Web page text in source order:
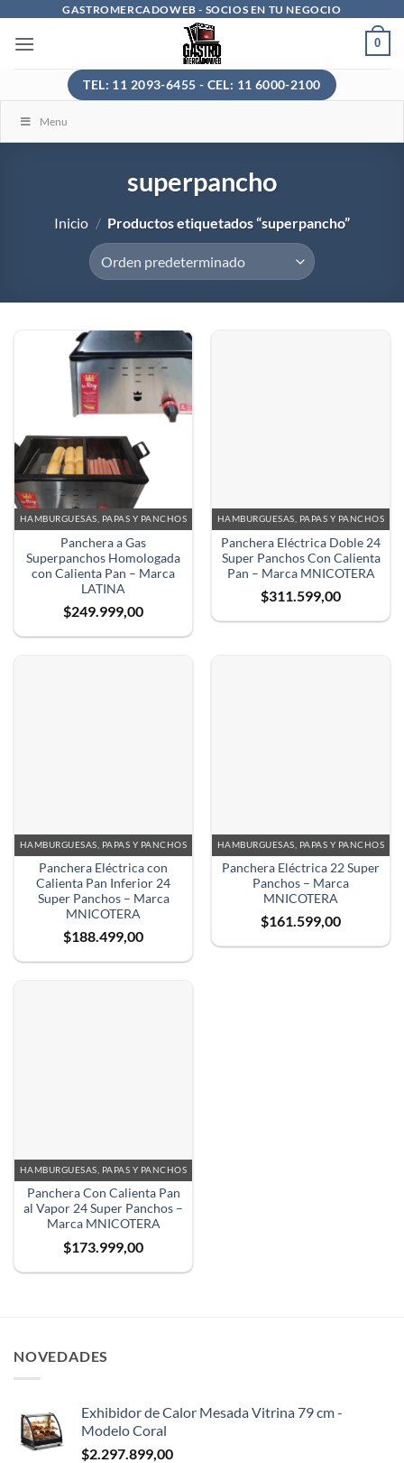
contenido
GASTROMERCADOWEB - SOCIOS EN TU NEGOCIO
0
TEL: 11 2093-6455 - CEL: 11 6000-2100
Menu
superpancho
Inicio / Productos etiquetados “superpancho”
HAMBURGUESAS, PAPAS Y PANCHOS
Panchera a Gas
Superpanchos Homologada
con Calienta Pan – Marca
LATINA
$249.999,00
HAMBURGUESAS, PAPAS Y PANCHOS
Panchera Eléctrica Doble 24
Super Panchos Con Calienta
Pan – Marca MNICOTERA
$311.599,00
HAMBURGUESAS, PAPAS Y PANCHOS
Panchera Eléctrica con
Calienta Pan Inferior 24
Super Panchos – Marca
MNICOTERA
$188.499,00
HAMBURGUESAS, PAPAS Y PANCHOS
Panchera Eléctrica 22 Super
Panchos – Marca
MNICOTERA
$161.599,00
HAMBURGUESAS, PAPAS Y PANCHOS
Panchera Con Calienta Pan
al Vapor 24 Super Panchos –
Marca MNICOTERA
$173.999,00
NOVEDADES
Exhibidor de Calor Mesada Vitrina 79 cm -
Modelo Coral
$2.297.899,00